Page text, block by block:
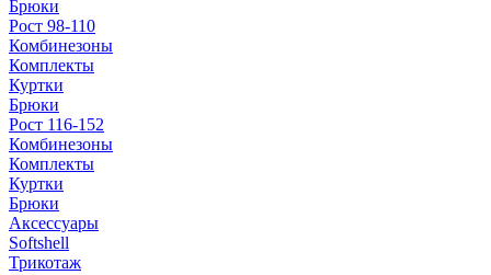
Брюки
Рост 98-110
Комбинезоны
Комплекты
Куртки
Брюки
Рост 116-152
Комбинезоны
Комплекты
Куртки
Брюки
Аксессуары
Softshell
Трикотаж